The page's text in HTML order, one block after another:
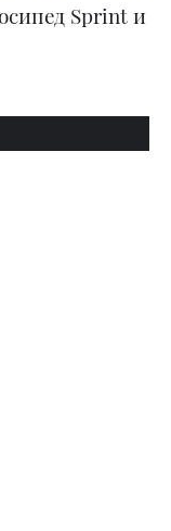
Sprint и